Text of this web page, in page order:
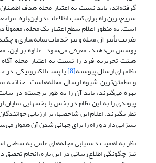
گرفته‌اند، باید نسبت به اعتبار مجله هدف
سریع‌ترین راه برای کسب اطلاعات در این‌باره،
است. به منظور اعلام سطح اعتبار یک مجله،
ضریب تأثیر آن مجله و نیز خدمات نمایه‌سازی و
پوشش می‌دهند، معرفی می‌شود. علاوه بر این،
هیئت تحریریه فرد را نسبت به اعتبار مجله
نظامهای ارسال پیوسته[8] یا پست الکترونیکی،
و مطمئن‌ترین شیوة ارسال مقاله‌هاست. چنانچه
بهره می‌گیرند، باید آن را به طور برجسته در
پیوندی را به این نظام در بخش‌ یا بخشهایی
نظر بگیرند. اعلام این شاخصها، بر ارزیابی
بسزایی دارد و راه را برای جهانی شدن آن هموار
نظر به اهمیت دستیابی مجله‌های علمی به سطحی
نیز چگونگی اطلاع‌رسانی در این باره، انجام